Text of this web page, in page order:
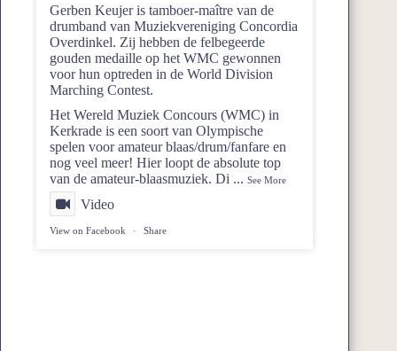
Gerben Keujer is tamboer-maître van de
drumband van Muziekvereniging Concordia
Overdinkel. Zij hebben de felbegeerde
gouden medaille op het WMC gewonnen
voor hun optreden in de World Division
Marching Contest.
Het Wereld Muziek Concours (WMC) in
Kerkrade is een soort van Olympische
spelen voor amateur blaas/drum/fanfare en
nog veel meer! Hier loopt de absolute top
van de amateur-blaasmuziek. Di ... See More
Video
View on Facebook · Share